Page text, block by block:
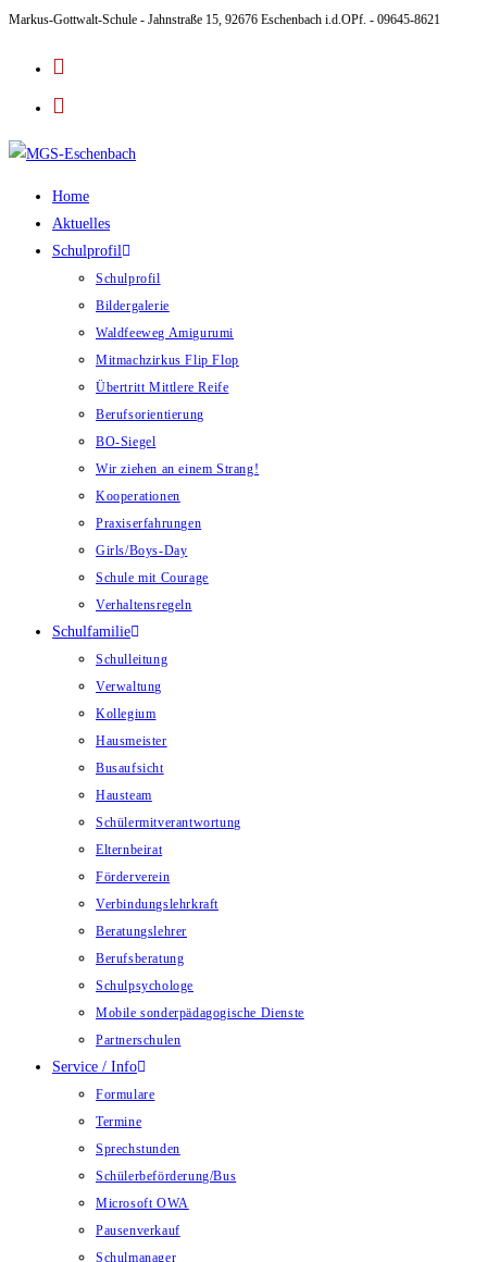
Zum
springen
Markus-Gottwalt-Schule - Jahnstraße 15, 92676 Eschenbach i.d.OPf. - 09645-8621
Home
Aktuelles
Schulprofil
Schulprofil
Bildergalerie
Waldfeeweg Amigurumi
Mitmachzirkus Flip Flop
Übertritt Mittlere Reife
Berufsorientierung
BO-Siegel
Wir ziehen an einem Strang!
Kooperationen
Praxiserfahrungen
Girls/Boys-Day
Schule mit Courage
Verhaltensregeln
Schulfamilie
Schulleitung
Verwaltung
Kollegium
Hausmeister
Busaufsicht
Hausteam
Schülermitverantwortung
Elternbeirat
Förderverein
Verbindungslehrkraft
Beratungslehrer
Berufsberatung
Schulpsychologe
Mobile sonderpädagogische Dienste
Partnerschulen
Service / Info
Formulare
Termine
Sprechstunden
Schülerbeförderung/Bus
Microsoft OWA
Pausenverkauf
Schulmanager